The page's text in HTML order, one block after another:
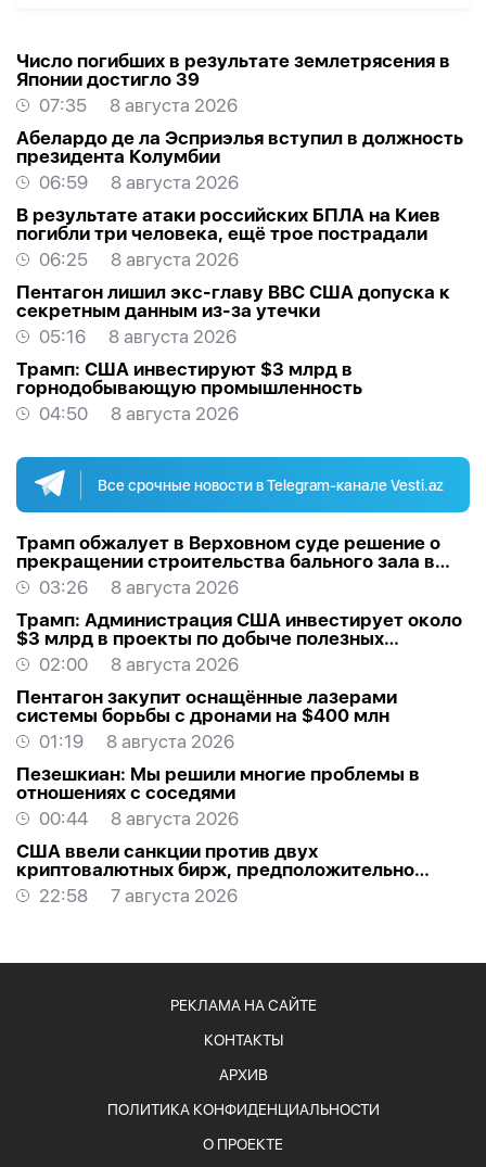
Число погибших в результате землетрясения в
Японии достигло 39
07:35
8 августа 2026
Абелардо де ла Эсприэлья вступил в должность
президента Колумбии
06:59
8 августа 2026
В результате атаки российских БПЛА на Киев
погибли три человека, ещё трое пострадали
06:25
8 августа 2026
Пентагон лишил экс-главу ВВС США допуска к
секретным данным из-за утечки
05:16
8 августа 2026
Трамп: США инвестируют $3 млрд в
горнодобывающую промышленность
04:50
8 августа 2026
Все срочные новости в Telegram-канале Vesti.az
Трамп обжалует в Верховном суде решение о
прекращении строительства бального зала в
Белом доме
03:26
8 августа 2026
Трамп: Администрация США инвестирует около
$3 млрд в проекты по добыче полезных
ископаемых
02:00
8 августа 2026
Пентагон закупит оснащённые лазерами
системы борьбы с дронами на $400 млн
01:19
8 августа 2026
Пезешкиан: Мы решили многие проблемы в
отношениях с соседями
00:44
8 августа 2026
США ввели санкции против двух
криптовалютных бирж, предположительно
оказывавших финансовую помощь Ирану
22:58 7 августа 2026
РЕКЛАМА НА САЙТЕ
КОНТАКТЫ
АРХИВ
ПОЛИТИКА КОНФИДЕНЦИАЛЬНОСТИ
О ПРОЕКТЕ